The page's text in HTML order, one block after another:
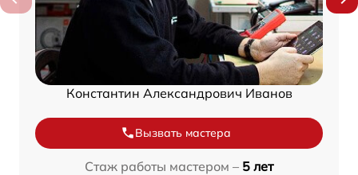
Константин Александрович Иванов
Вызвать мастера
Стаж работы мастером – 5 лет